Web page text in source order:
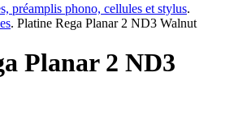
préamplis phono, cellules et stylus.
. Platine Rega Planar 2 ND3 Walnut
Planar 2 ND3